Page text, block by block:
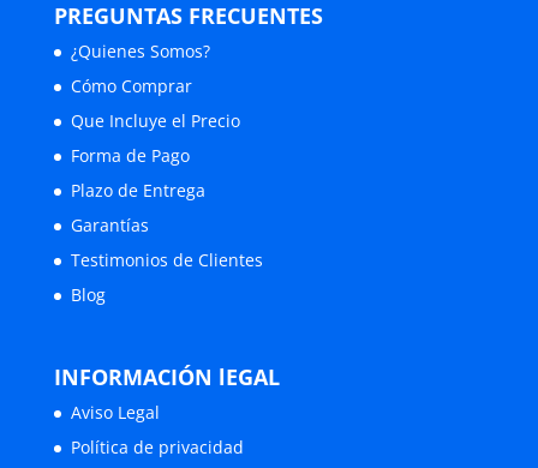
PREGUNTAS FRECUENTES
¿Quienes Somos?
Cómo Comprar
Que Incluye el Precio
Forma de Pago
Plazo de Entrega
Garantías
Testimonios de Clientes
Blog
INFORMACIÓN lEGAL
Aviso Legal
Política de privacidad